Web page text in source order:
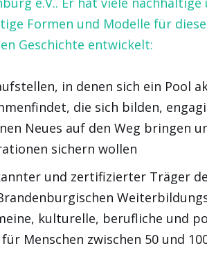
Formen und Modelle für
Geschichte entwickelt:
in denen sich ein Pool
die sich bilden,
Neues auf den Weg bringen
sichern wollen
und zertifizierter Träger
kulturelle, berufliche und
Menschen zwischen 50 und